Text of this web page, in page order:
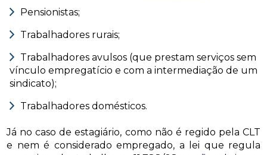
Pensionistas;
Trabalhadores rurais;
Trabalhadores avulsos (que prestam serviços sem
vínculo empregatício e com a intermediação de um
sindicato);
Trabalhadores domésticos.
Já no caso de estagiário, como não é regido pela CLT
e nem é considerado empregado, a lei que regula